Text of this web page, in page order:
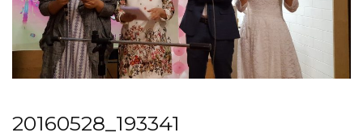
20160528_193341